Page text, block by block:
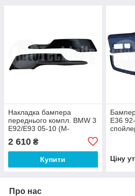
Накладка бампера
переднього компл. BMW 3
E92/E93 05-10 (M-
703 5122, 51 19 0 413 431
2 610 ₴
Купити
E36
Ціну
Про нас